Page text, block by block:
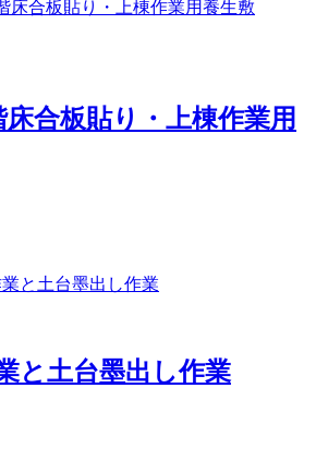
合板貼り・上棟作業用
と土台墨出し作業